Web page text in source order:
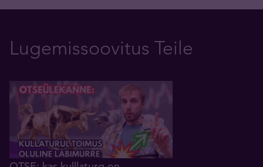
Lugemissoovitus Teile